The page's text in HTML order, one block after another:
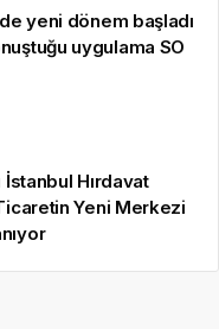
yeni dönem başladı
uygulama SO
İstanbul Hırdavat
Yeni Merkezi